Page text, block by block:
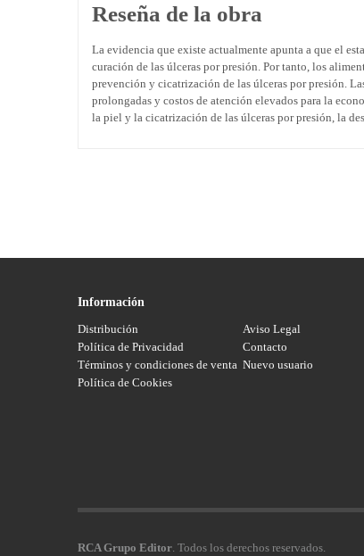
Reseña de la obra
La evidencia que existe actualmente apunta a que el
curación de las úlceras por presión. Por tanto, los
prevención y cicatrización de las úlceras por presión.
prolongadas y costos de atención elevados para la
la piel y la cicatrización de las úlceras por presión, la
Información
Distribución
Aviso Legal
Política de Privacidad
Contacto
Términos y condiciones de venta Nuevo usuario
Política de Cookies
RCA Grupo Editor . Todos los derechos reservados.